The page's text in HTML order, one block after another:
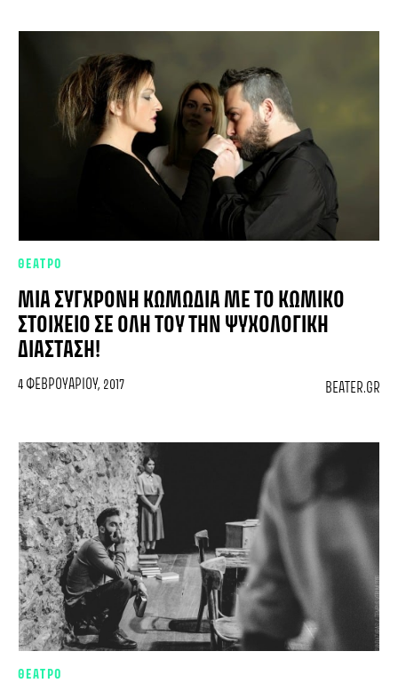
ΘΕΑΤΡΟ
ΜΙΑ ΣΎΓΧΡΟΝΗ ΚΩΜΩΔΊΑ ΜΕ ΤΟ ΚΩΜΙΚΌ
ΣΤΟΙΧΕΊΟ ΣΕ ΌΛΗ ΤΟΥ ΤΗΝ ΨΥΧΟΛΟΓΙΚΉ
ΔΙΆΣΤΑΣΗ!
4 ΦΕΒΡΟΥΑΡΊΟΥ, 2017 BEATER.GR
ΘΕΑΤΡΟ